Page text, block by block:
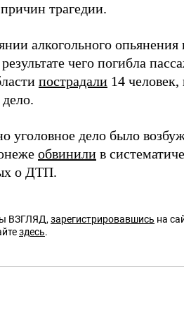
трагедии.
алкогольного опьянения
чего погибла
пострадали 14
уголовное дело было
обвинили в
о ДТП.
ВЗГЛЯД, зарегистрировавшись на
здесь.